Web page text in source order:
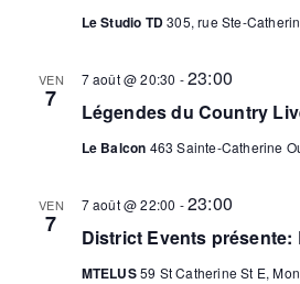
Le Studio TD305, rue Ste-
VEN
7 Légendes du Country
7 août @ 20:30 -23:00
Le Balcon 463 Sainte-Catherine
VEN
7 District Events présente:
7 août @ 22:00 -23:00
MTELUS59 St Catherine St E,